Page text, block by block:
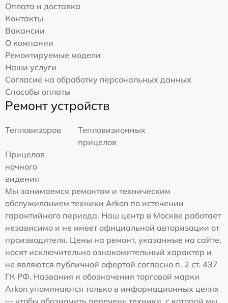
Оплата и доставка
Контакты
Вакансии
О компании
Ремонтируемые модели
Наши услуги
Согласие на обработку персональных данных
Способы оплаты
Ремонт устройств
Тепловизоров
Тепловизионных
прицелов
Прицелов
ночного
видения
Мы занимаемся ремонтом и техническим
обслуживанием техники Arkon по истечении
гарантийного периода. Наш центр в Москве работает
независимо и не имеет официальной авторизации от
производителя. Цены на ремонт, указанные на сайте,
носят исключительно ознакомительный характер и
не являются публичной офертой согласно п. 2 ст. 437
ГК РФ. Названия и обозначения торговой марки
Arkon упоминаются только в информационных целях